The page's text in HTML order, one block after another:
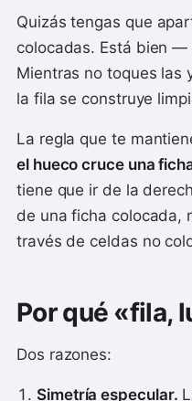
Quizás tengas que
colocadas. Está bien —
Mientras no toques las
la fila se construye
La regla que te
el hueco cruce una
tiene que ir de la
de una ficha colocada,
través de celdas no
Por qué «fila,
Dos razones:
Simetría especular.